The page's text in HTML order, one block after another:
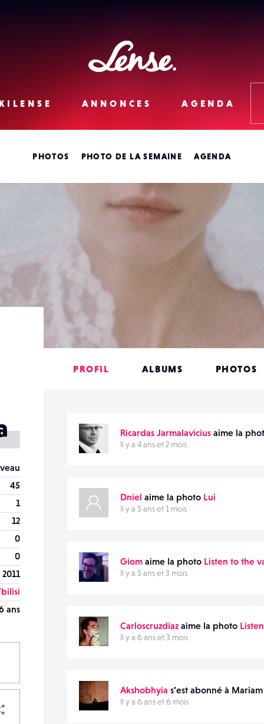
Lense
ANNONCES AGENDA
PHOTOS PHOTO DE LA SEMAINE AGENDA
45
1
12
0
0
ans
PROFIL ALBUMS PHOTOS
Ricardas Jarmalavicius aime la
Il y a 4 ans et 2 mois
Dniel aime la photo Lui
Il y a 5 ans et 1 mois
Giom aime la photo Listen to the
Il y a 5 ans et 3 mois
Carloscruzdiaz aime la photo
Il y a 6 ans et 3 mois
Akshobhyia s’est abonné à
Il y a 6 ans et 6 mois